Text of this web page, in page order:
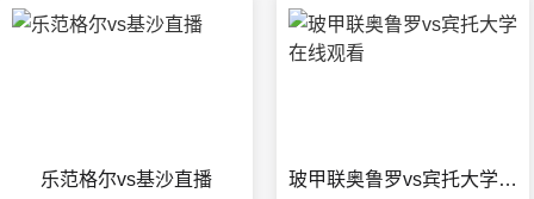
乐范格尔vs基沙直播 玻甲联奥鲁罗vs宾托大学在线观看